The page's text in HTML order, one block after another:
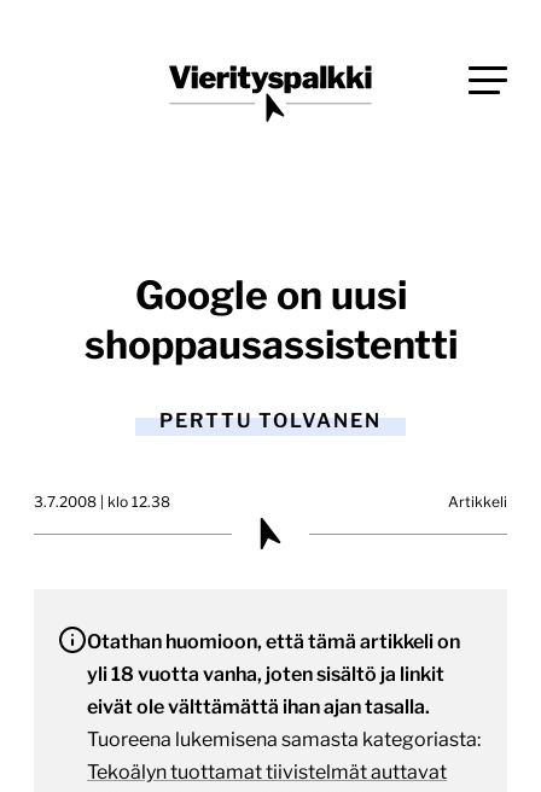
Vierityspalkki.fi
Google on uusi
shoppausassistentti
PERTTU TOLVANEN
3.7.2008 | klo 12.38 Artikkeli
Otathan huomioon, että tämä artikkeli on
yli 18 vuotta vanha, joten sisältö ja linkit
eivät ole välttämättä ihan ajan tasalla.
Tuoreena lukemisena samasta kategoriasta:
Tekoälyn tuottamat tiivistelmät auttavat